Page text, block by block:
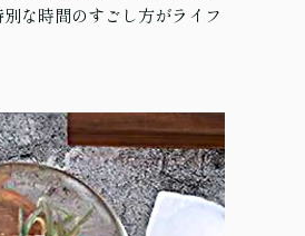
な時間のすごし方がライフ